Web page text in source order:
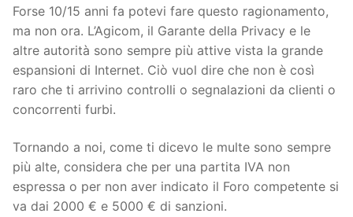
Forse 10/15 anni fa potevi fare questo ragionamento,
ma non ora. L’Agicom, il Garante della Privacy e le
altre autorità sono sempre più attive vista la grande
espansioni di Internet. Ciò vuol dire che non è così
raro che ti arrivino controlli o segnalazioni da clienti o
concorrenti furbi.
Tornando a noi, come ti dicevo le multe sono sempre
più alte, considera che per una partita IVA non
espressa o per non aver indicato il Foro competente si
va dai 2000 € e 5000 € di sanzioni.